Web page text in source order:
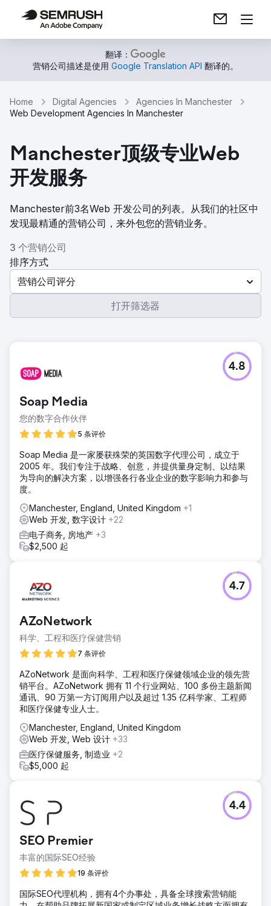
翻译：
营销公司描述是使用 Google Translation API 翻译的。
Home Digital Agencies
Agencies In Manchester
Web Development Agencies In Manchester
Manchester顶级专业Web
开发服务
Manchester前3名Web 开发公司的列表。从我们的社区中
发现最精通的营销公司，来外包您的营销业务。
3 个营销公司
排序方式
营销公司评分
打开筛选器
Soap Media
您的数字合作伙伴
5 条评价
4.8
Soap Media 是一家屡获殊荣的英国数字代理公司，成立于
2005 年。我们专注于战略、创意，并提供量身定制、以结果
为导向的解决方案，以增强各行各业企业的数字影响力和参与
度。
Manchester, England, United Kingdom +1
Web 开发, 数字设计 +22
电子商务, 房地产 +3
$2,500 起
AZoNetwork
科学、工程和医疗保健营销
7 条评价
4.7
AZoNetwork 是面向科学、工程和医疗保健领域企业的领先营
销平台。AZoNetwork 拥有 11 个行业网站、100 多份主题新闻
通讯、90 万第一方订阅用户以及超过 1.35 亿科学家、工程师
和医疗保健专业人士。
Manchester, England, United Kingdom
Web 开发, Web 设计 +33
医疗保健服务, 制造业 +2
$5,000 起
SEO Premier
丰富的国际SEO经验
19 条评价
4.4
国际SEO代理机构，拥有4个办事处，具备全球搜索营销能